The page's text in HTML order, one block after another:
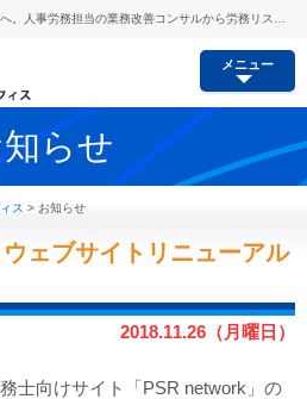
メニュー
らせ
ス > お知らせ
ェブサイトリニューアル
2018.11.26（月曜日）
士向けサイト「PSR network」の